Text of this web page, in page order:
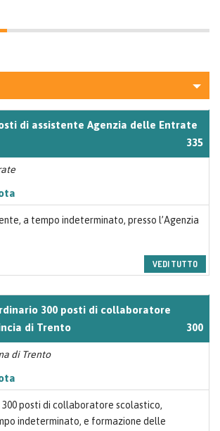
di assistente Agenzia delle Entrate
335
a tempo indeterminato, presso l’Agenzia
VEDI TUTTO
300 posti di collaboratore
di Trento
300
di Trento
posti di collaboratore scolastico,
indeterminato, e formazione delle